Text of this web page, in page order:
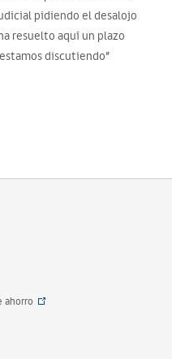
pidiendo el desalojo
resuelto aquí un plazo
discutiendo”
ahorro